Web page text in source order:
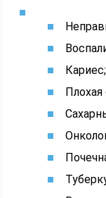
Кариес;